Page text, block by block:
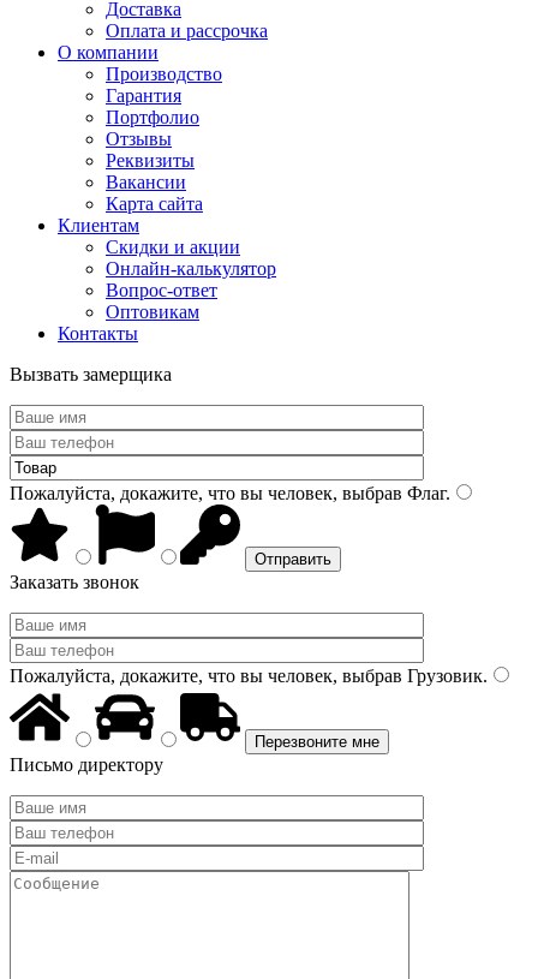
Доставка
Оплата и рассрочка
О компании
Производство
Гарантия
Портфолио
Отзывы
Реквизиты
Вакансии
Карта сайта
Клиентам
Скидки и акции
Онлайн-калькулятор
Вопрос-ответ
Оптовикам
Контакты
Вызвать замерщика
Пожалуйста, докажите, что вы человек, выбрав Флаг.
Заказать звонок
Пожалуйста, докажите, что вы человек, выбрав Грузовик.
Письмо директору